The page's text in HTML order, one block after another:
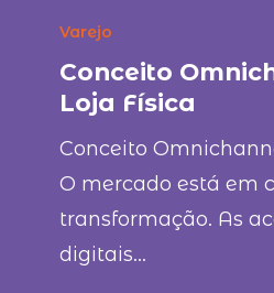
Varejo
Conceito
Loja Física
Conceito
O mercado está em
transformação. As
digitais…